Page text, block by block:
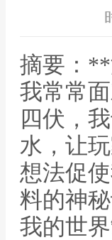
摘要：
我常常
四伏，
水，让
想法促
料的神
我的世